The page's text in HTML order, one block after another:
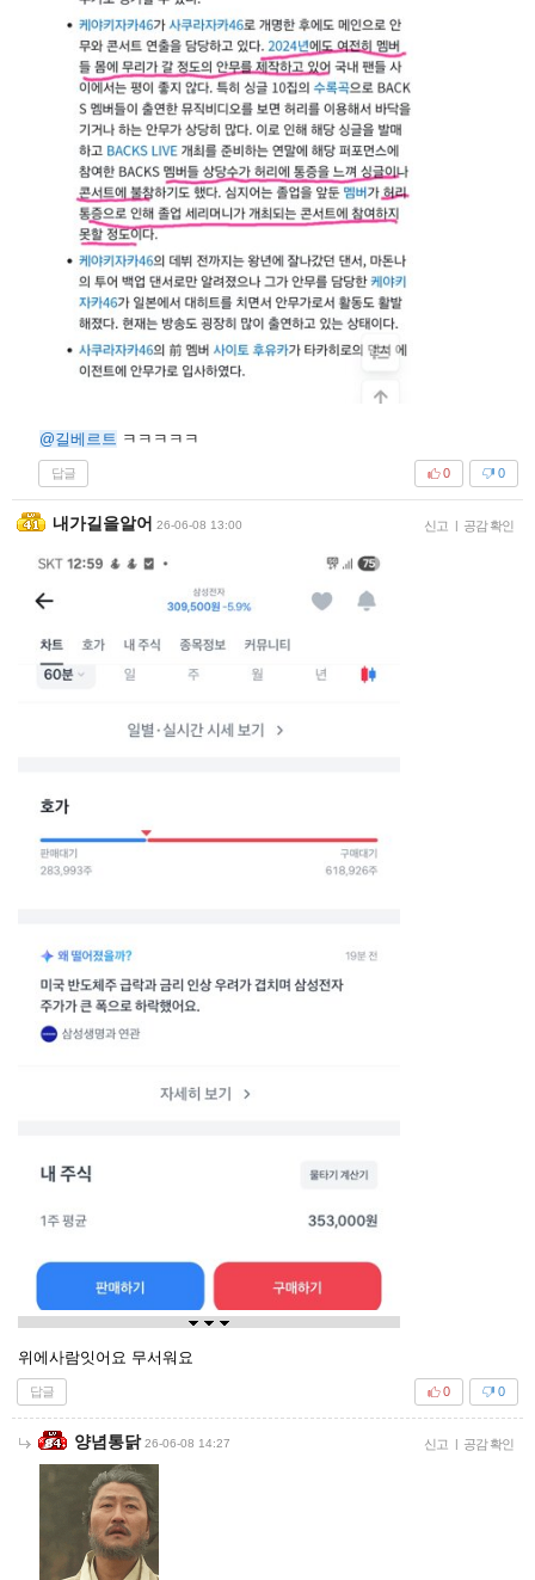
@길베르트 ㅋㅋㅋㅋㅋ
답글 0
0
내가길을알어 26-06-08 13:00 신고 | 공감 확인
위에사람잇어요 무서워요
답글 0
0
양념통닭 26-06-08 14:27 신고 | 공감 확인